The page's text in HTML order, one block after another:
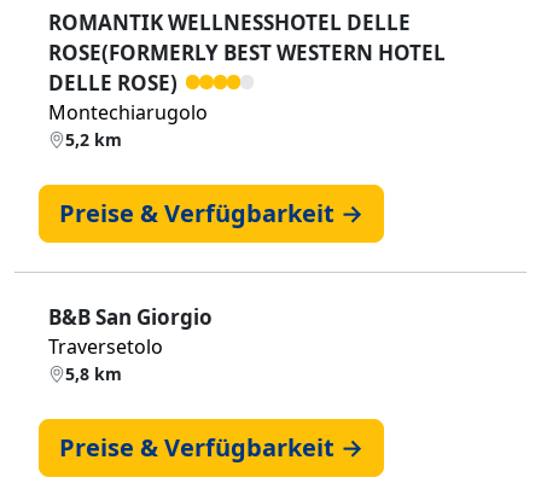
ROMANTIK WELLNESSHOTEL DELLE
ROSE(FORMERLY BEST WESTERN HOTEL
DELLE ROSE)
Montechiarugolo
5,2 km
Preise & Verfügbarkeit →
B&B San Giorgio
Traversetolo
5,8 km
Preise & Verfügbarkeit →